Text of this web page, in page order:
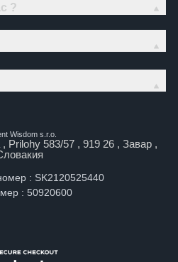
?
Wisdom s.r.o.
Prilohy 583/57 , 919 26 , Завар ,
: SK2120525440
: 50920600